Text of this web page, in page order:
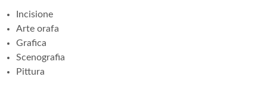
Incisione
Arte orafa
Grafica
Scenografia
Pittura